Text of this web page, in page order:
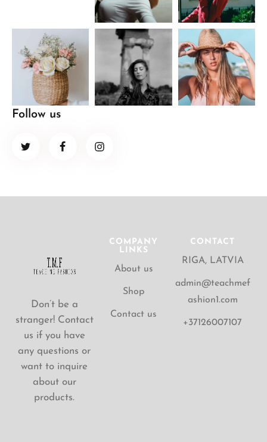
Follow us
Don’t be a
stranger! Contact
us if you have
any questions or
want to inquire
about our
products.
COMPANY
LINKS
About us
Shop
Contact us
CONTACT
RIGA, LATVIA
admin@teachmef
ashion1.com
+37126007107